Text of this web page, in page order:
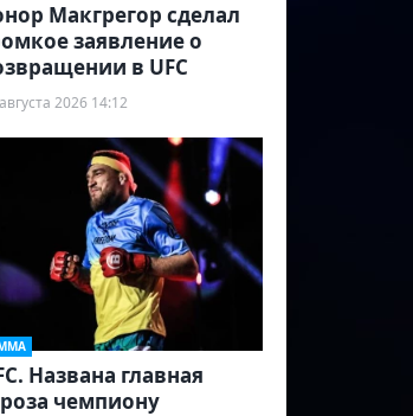
Макгрегор сделал
заявление о
в UFC
2026 14:12
Названа главная
чемпиону